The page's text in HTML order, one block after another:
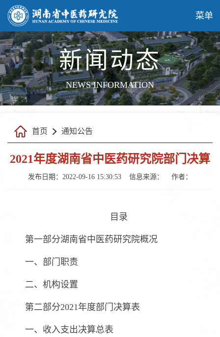
菜单
新闻动态
NEWS INFORMATION
首页 通知公告
2021年度湖南省中医药研究院部门决算
发布日期：2022-09-16 15:30:53 信息来源： 作者：
目录
第一部分湖南省中医药研究院概况
一、部门职责
二、机构设置
第二部分2021年度部门决算表
一、收入支出决算总表